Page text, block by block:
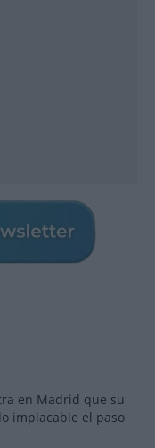
en Madrid que su
implacable el paso